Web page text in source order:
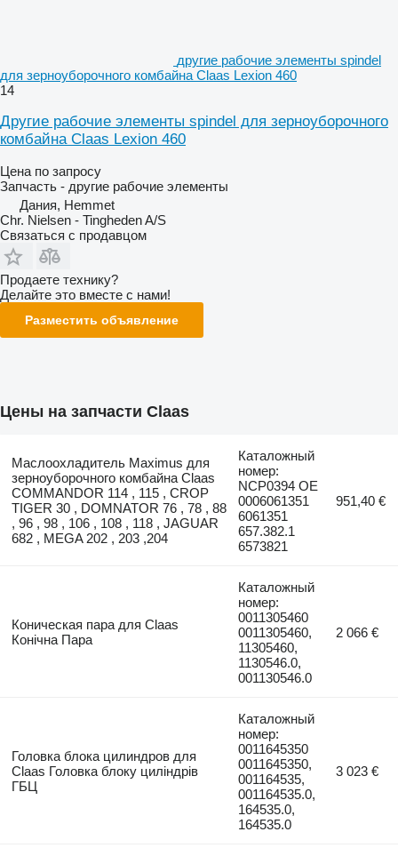
другие рабочие элементы spindel
для зерноуборочного комбайна Claas Lexion 460
14
Другие рабочие элементы spindel для зерноуборочного
комбайна Claas Lexion 460
Цена по запросу
Запчасть - другие рабочие элементы
Дания, Hemmet
Chr. Nielsen - Tingheden A/S
Связаться с продавцом
Продаете технику?
Делайте это вместе с нами!
Разместить объявление
Цены на запчасти Claas
Маслоохладитель Maximus для
зерноуборочного комбайна Claas
COMMANDOR 114 , 115 , CROP
TIGER 30 , DOMNATOR 76 , 78 , 88
, 96 , 98 , 106 , 108 , 118 , JAGUAR
682 , MEGA 202 , 203 ,204
Каталожный
номер:
NCP0394 OE
0006061351
6061351
657.382.1
6573821
951,40 €
Коническая пара для Claas
Конічна Пара
Каталожный
номер:
0011305460
0011305460,
11305460,
1130546.0,
001130546.0
2 066 €
Головка блока цилиндров для
Claas Головка блоку циліндрів
ГБЦ
Каталожный
номер:
0011645350
0011645350,
001164535,
001164535.0,
164535.0,
164535.0
3 023 €